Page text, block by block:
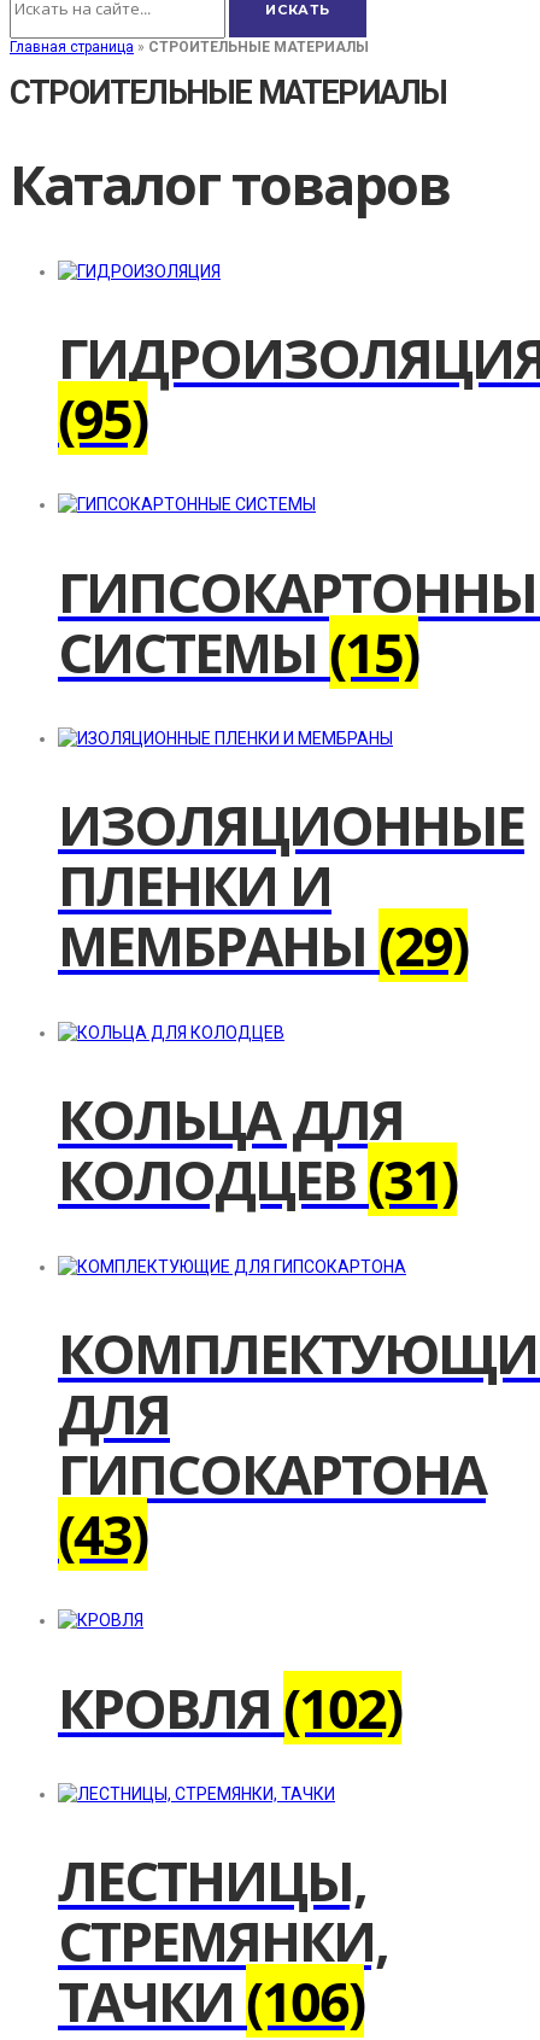
Главная страница » СТРОИТЕЛЬНЫЕ МАТЕРИАЛЫ
СТРОИТЕЛЬНЫЕ МАТЕРИАЛЫ
Каталог товаров
(95)
СИСТЕМЫ (15)
ИЗОЛЯЦИОННЫЕ
ПЛЕНКИ И
МЕМБРАНЫ (29)
КОЛЬЦА ДЛЯ
КОЛОДЦЕВ(31)
ДЛЯ
ГИПСОКАРТОНА
(43)
КРОВЛЯ (102)
ЛЕСТНИЦЫ,
СТРЕМЯНКИ,
ТАЧКИ (106)